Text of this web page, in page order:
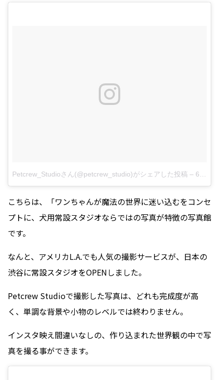
Petcrew_Studioさん(@petcrew_studio)がシェアした投稿 – 6月 22, 2016 at 2:20午前 PDT
こちらは、「ワンちゃんが魔法の世界に迷い込むをコンセ
プトに、犬用常設スタジオならではの写真が特徴の写真館
です。
なんと、アメリカL.A.でも人気の撮影サービスが、日本の
渋谷に常設スタジオをOPENしました。
Petcrew Studioで撮影した写真は、どれも完成度が高
く、単調な背景や小物のレベルでは終わりません。
インスタ映え間違いなしの、作り込まれた世界観の中で写
真を撮る事ができます。